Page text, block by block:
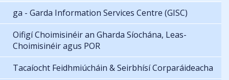
ga - Garda Information Services Centre (GISC)
Oifigí Choimisinéir an Gharda Síochána, Leas-
Choimisinéir agus POR
Tacaíocht Feidhmiúcháin & Seirbhísí Corparáideacha